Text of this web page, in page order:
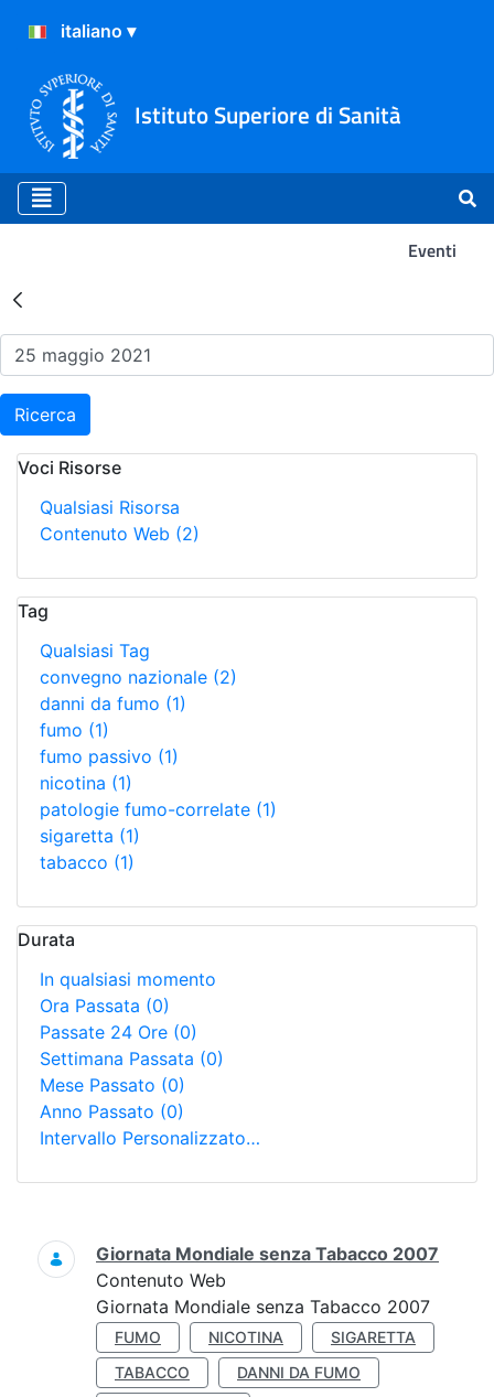
Istituto Superiore di Sanità
Eventi
Risultati della Ricerca -
Ricerca
Voci Risorse
Qualsiasi Risorsa
Contenuto Web (2)
Tag
Qualsiasi Tag
convegno nazionale (2)
danni da fumo (1)
fumo (1)
fumo passivo (1)
nicotina (1)
patologie fumo-correlate (1)
sigaretta (1)
tabacco (1)
Durata
In qualsiasi momento
Ora Passata (0)
Passate 24 Ore (0)
Settimana Passata (0)
Mese Passato (0)
Anno Passato (0)
Intervallo Personalizzato…
Ricerca
Giornata Mondiale senza Tabacco 2007
Contenuto Web
Giornata Mondiale senza Tabacco 2007
FUMO NICOTINA
SIGARETTA
TABACCO
DANNI DA FUMO